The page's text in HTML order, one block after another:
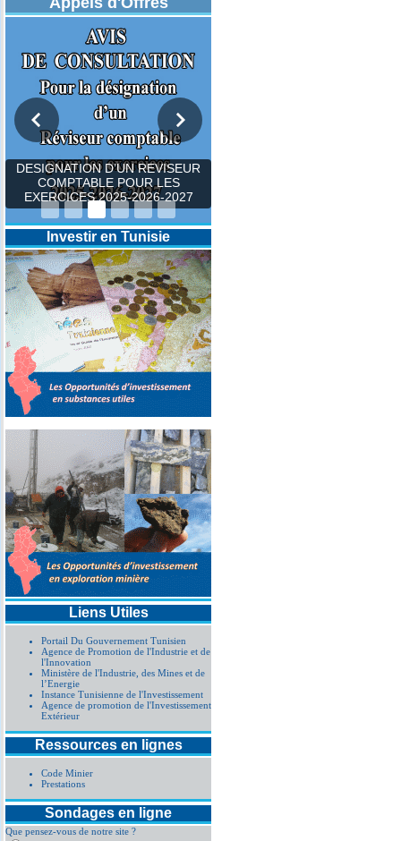
DESIGNATION D’UN REVISEUR
COMPTABLE POUR LES
EXERCICES 2025-2026-2027
Investir en Tunisie
Liens Utiles
Portail Du Gouvernement Tunisien
Agence de Promotion de l'Industrie et de
l'Innovation
Ministère de l'Industrie, des Mines et de
l’Energie
Instance Tunisienne de l'Investissement
Agence de promotion de l'Investissement
Extérieur
Ressources en lignes
Code Minier
Prestations
Sondages en ligne
Que pensez-vous de notre site ?